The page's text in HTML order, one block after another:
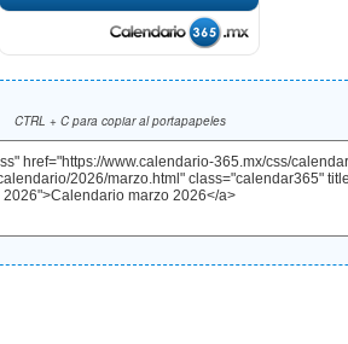
CTRL + C para copiar al portapapeles